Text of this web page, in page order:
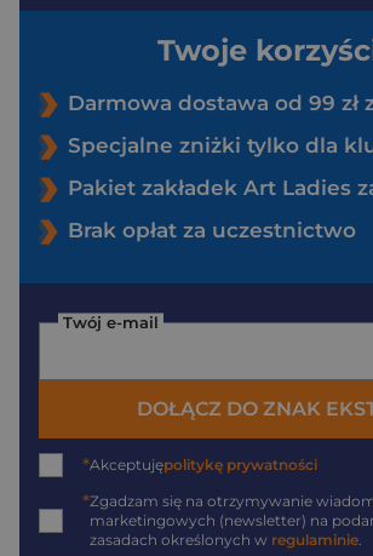
Twoje
Darmowa dostawa od 99 zł
Specjalne zniżki tylko dla
Pakiet zakładek Art Ladies
Brak opłat za uczestnictwo
Twój e-mail
DOŁĄCZ DO ZNAK
*Akceptujępolitykę prywatności
*Zgadzam się na otrzymywanie
marketingowych (newsletter) na
zasadach określonych w regulaminie.